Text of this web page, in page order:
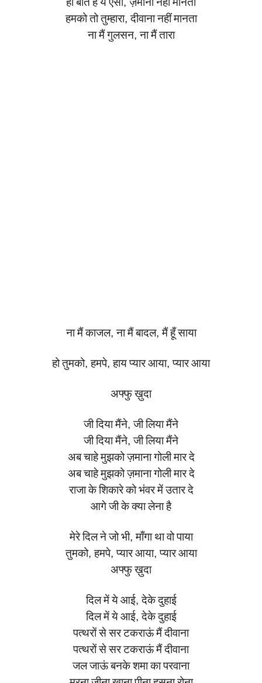
हमकोतोतुम्हारा,दीवानानहींमानता
नामैंगुलसन,नामैंतारा
नामैंकाजल,नामैंबादल,मैंहूँसाया
होतुमको,हमपे,हायप्यारआया,प्यारआया
अफ्फुख़ुदा
जीदियामैंने,जीलियामैंने
जीदियामैंने,जीलियामैंने
अबचाहेमुझकोज़मानागोलीमारदे
अबचाहेमुझकोज़मानागोलीमारदे
राजाकेशिकारेको भंवरमेंउतारदे
आगेजीकेक्यालेनाहै
मेरेदिलनेजो भी,माँगा थावोपाया
तुमको,हमपे,प्यार आया,प्यार आया
अफ्फुख़ुदा
दिलमेंये आई,देकेदुहाई
दिलमेंये आई,देकेदुहाई
पत्थरोंसेसरटकराऊंमैंदीवाना
पत्थरोंसेसरटकराऊंमैंदीवाना
जलजाऊंबनकेशमाकापरवाना